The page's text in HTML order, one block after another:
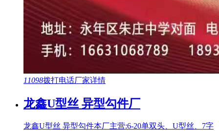
11098拨打电话厂家详情
龙鑫U型丝 异型勾件厂
龙鑫U型丝 异型勾件本厂主营:6-20单双头、U型丝、7字